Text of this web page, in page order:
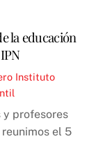
la educación
Instituto
y profesores
el 5